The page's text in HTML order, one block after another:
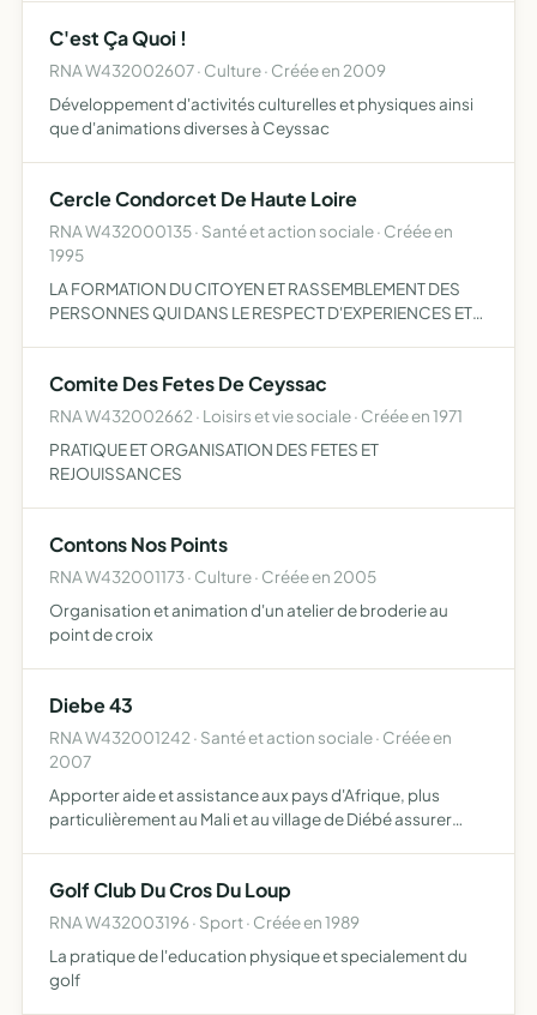
SOCIALE. ELLE AIDERA ET SOUTIENDRA LES…
C'est Ça Quoi !
RNA W432002607 · Culture · Créée en 2009
Développement d'activités culturelles et physiques ainsi
que d'animations diverses à Ceyssac
Cercle Condorcet De Haute Loire
RNA W432000135 · Santé et action sociale · Créée en
1995
LA FORMATION DU CITOYEN ET RASSEMBLEMENT DES
PERSONNES QUI DANS LE RESPECT D'EXPERIENCES ET
REFLEXION COMME SUR DES EVOLUTIONS PROBA…
Comite Des Fetes De Ceyssac
RNA W432002662 · Loisirs et vie sociale · Créée en 1971
PRATIQUE ET ORGANISATION DES FETES ET
REJOUISSANCES
Contons Nos Points
RNA W432001173 · Culture · Créée en 2005
Organisation et animation d'un atelier de broderie au
point de croix
Diebe 43
RNA W432001242 · Santé et action sociale · Créée en
2007
Apporter aide et assistance aux pays d'Afrique, plus
particulièrement au Mali et au village de Diébé assurer
Golf Club Du Cros Du Loup
RNA W432003196 · Sport · Créée en 1989
La pratique de l'education physique et specialement du
golf